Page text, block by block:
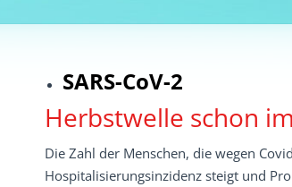
SARS-CoV-2
Herbstwelle schon
Die Zahl der Menschen, die wegen
Hospitalisierungsinzidenz steigt und